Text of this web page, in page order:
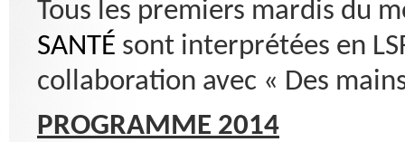
Tous les premiers mardis du
SANTÉ sont interprétées en
collaboration avec « Des
PROGRAMME 2014